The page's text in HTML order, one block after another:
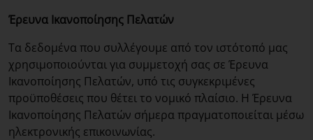
Έρευνα Ικανοποίησης Πελατών
Τα δεδομένα που συλλέγουμε από τον ιστότοπό μας
χρησιμοποιούνται για συμμετοχή σας σε Έρευνα
Ικανοποίησης Πελατών, υπό τις συγκεκριμένες
προϋποθέσεις που θέτει το νομικό πλαίσιο. Η Έρευνα
Ικανοποίησης Πελατών σήμερα πραγματοποιείται μέσω
ηλεκτρονικής επικοινωνίας.